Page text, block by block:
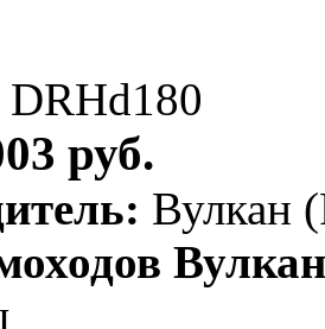
DRHd180
руб.
Вулкан